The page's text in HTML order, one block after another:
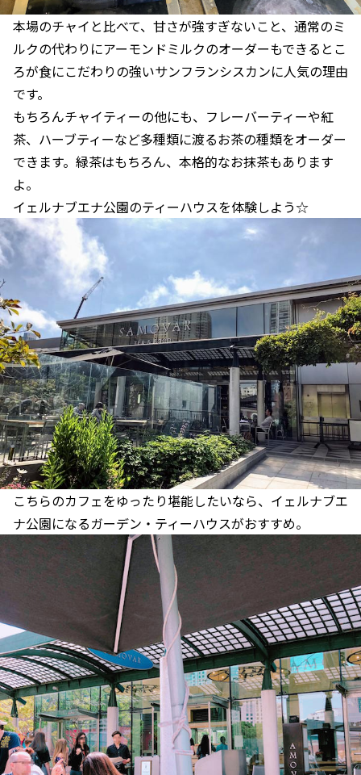
本場のチャイと比べて、甘さが強すぎないこと、通常のミ
ルクの代わりにアーモンドミルクのオーダーもできるとこ
ろが食にこだわりの強いサンフランシスカンに人気の理由
です。
もちろんチャイティーの他にも、フレーバーティーや紅
茶、ハーブティーなど多種類に渡るお茶の種類をオーダー
できます。緑茶はもちろん、本格的なお抹茶もあります
よ。
イェルナブエナ公園のティーハウスを体験しよう☆
こちらのカフェをゆったり堪能したいなら、イェルナブエ
ナ公園になるガーデン・ティーハウスがおすすめ。